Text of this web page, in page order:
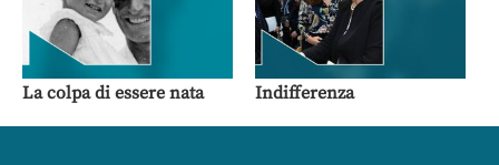
La colpa di essere nata Indifferenza